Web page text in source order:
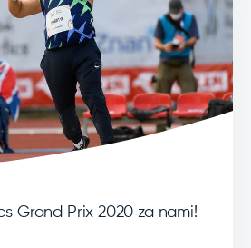
Grand Prix 2020 za nami!